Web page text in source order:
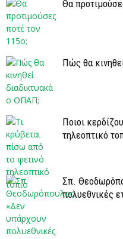
Θα
Πώς θα
Ποιοι
τηλεοπτικό
Σπ.
πολυεθνικές